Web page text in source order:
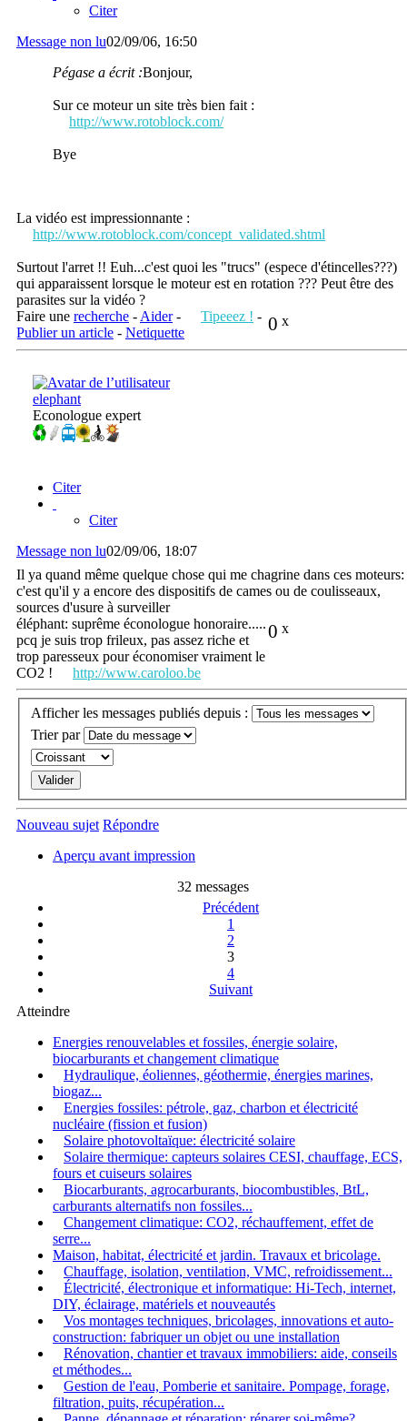
Citer
Message non lu02/09/06, 16:50
Pégase a écrit :Bonjour,
Sur ce moteur un site très bien fait :
http://www.rotoblock.com/
Bye
La vidéo est impressionnante :
http://www.rotoblock.com/concept_validated.shtml
Surtout l'arret !! Euh...c'est quoi les "trucs" (espece d'étincelles???)
qui apparaissent lorsque le moteur est en rotation ??? Peut être des
parasites sur la vidéo ?
0 x
Faire une recherche - Aider- Tipeeez ! -
Publier un article - Netiquette
elephant
Econologue expert
Citer
Citer
Message non lu02/09/06, 18:07
Il ya quand même quelque chose qui me chagrine dans ces moteurs:
c'est qu'il y a encore des dispositifs de cames ou de coulisseaux,
sources d'usure à surveiller
0 x
éléphant: suprême éconologue honoraire.....
pcq je suis trop frileux, pas assez riche et
trop paresseux pour économiser vraiment le
CO2 !
http://www.caroloo.be
Afficher les messages publiés depuis :
Trier par
Nouveau sujet Répondre
Aperçu avant impression
32 messages
Précédent
1
2
3
4
Suivant
Atteindre
Energies renouvelables et fossiles, énergie solaire,
biocarburants et changement climatique
Hydraulique, éoliennes, géothermie, énergies marines,
biogaz...
Energies fossiles: pétrole, gaz, charbon et électricité
nucléaire (fission et fusion)
Solaire photovoltaïque: électricité solaire
Solaire thermique: capteurs solaires CESI, chauffage, ECS,
fours et cuiseurs solaires
Biocarburants, agrocarburants, biocombustibles, BtL,
carburants alternatifs non fossiles...
Changement climatique: CO2, réchauffement, effet de
serre...
Maison, habitat, électricité et jardin. Travaux et bricolage.
Chauffage, isolation, ventilation, VMC, refroidissement...
Électricité, électronique et informatique: Hi-Tech, internet,
DIY, éclairage, matériels et nouveautés
Vos montages techniques, bricolages, innovations et auto-
construction: fabriquer un objet ou une installation
Rénovation, chantier et travaux immobiliers: aide, conseils
et méthodes...
Gestion de l'eau, Pomberie et sanitaire. Pompage, forage,
filtration, puits, récupération...